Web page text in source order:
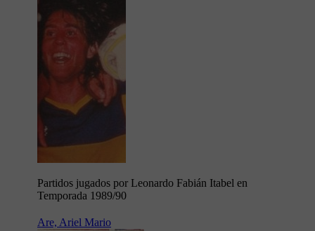
Partidos jugados por Leonardo Fabián Itabel en
Temporada 1989/90
Are, Ariel Mario